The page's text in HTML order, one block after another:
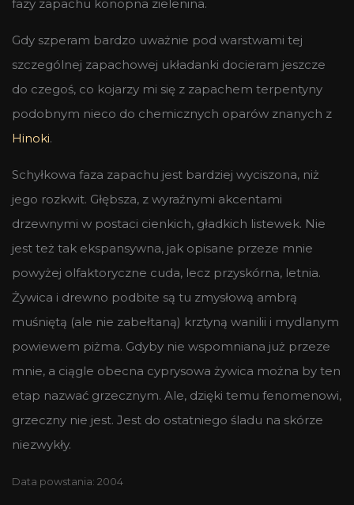
fazy zapachu konopna zielenina.
Gdy szperam bardzo uważnie pod warstwami tej
szczególnej zapachowej układanki docieram jeszcze
do czegoś, co kojarzy mi się z zapachem terpentyny
podobnym nieco do chemicznych oparów znanych z
Hinoki.
Schyłkowa faza zapachu jest bardziej wyciszona, niż
jego rozkwit. Głębsza, z wyraźnymi akcentami
drzewnymi w postaci cienkich, gładkich listewek. Nie
jest też tak ekspansywna, jak opisane przeze mnie
powyżej olfaktoryczne cuda, lecz przyskórna, letnia.
Żywica i drewno podbite są tu zmysłową ambrą
muśniętą (ale nie zabełtaną) krztyną wanilii i mydlanym
powiewem piżma. Gdyby nie wspomniana już przeze
mnie, a ciągle obecna cyprysowa żywica można by ten
etap nazwać grzecznym. Ale, dzięki temu fenomenowi,
grzeczny nie jest. Jest do ostatniego śladu na skórze
niezwykły.
Data powstania: 2004